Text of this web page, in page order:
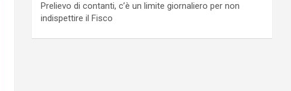
Prelievo di contanti, c’è un limite giornaliero per non
indispettire il Fisco